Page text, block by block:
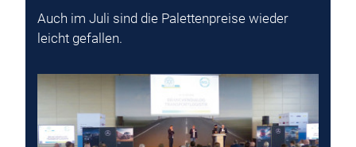
Auch im Juli sind die Palettenpreise wieder
leicht gefallen.